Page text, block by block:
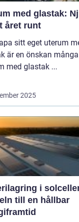
med glastak:
året runt
sitt eget uterum
är en önskan
med glastak ...
2025
i
till en hållbar